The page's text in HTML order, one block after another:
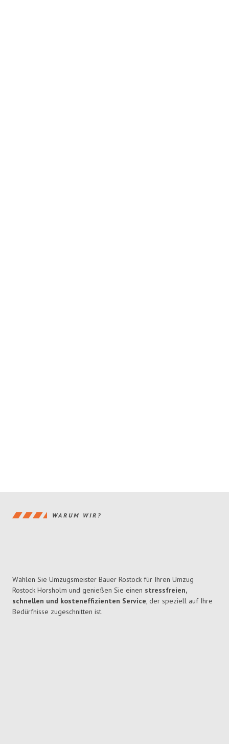
WARUM WIR?
Wählen Sie Umzugsmeister Bauer Rostock für Ihren Umzug
Rostock Horsholm und genießen Sie einen stressfreien,
schnellen und kosteneffizienten Service, der speziell auf Ihre
Bedürfnisse zugeschnitten ist.